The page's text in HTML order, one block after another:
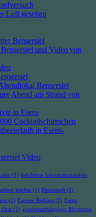
Luft gesehen
Bensersiel
und Video von
Bensersiel
Abend am Strand von
in Esens
Cocktailschirmchen
in Esens-
Video
(1) bebilderte Informationstafeln
kaufen (1) Bärenstadt (1)
(1) Esenser Rathaus (1) Esens
Orte (1) gezeitenabhängiger Rhythmus